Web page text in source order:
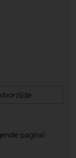
uitstraling.
Voorzijde
pagina!